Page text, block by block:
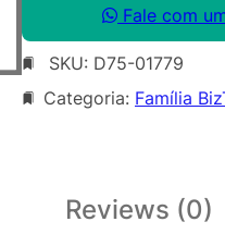
k
S
v
Fale com
SKU: D75-01779
Categoria: Família
Reviews (0)